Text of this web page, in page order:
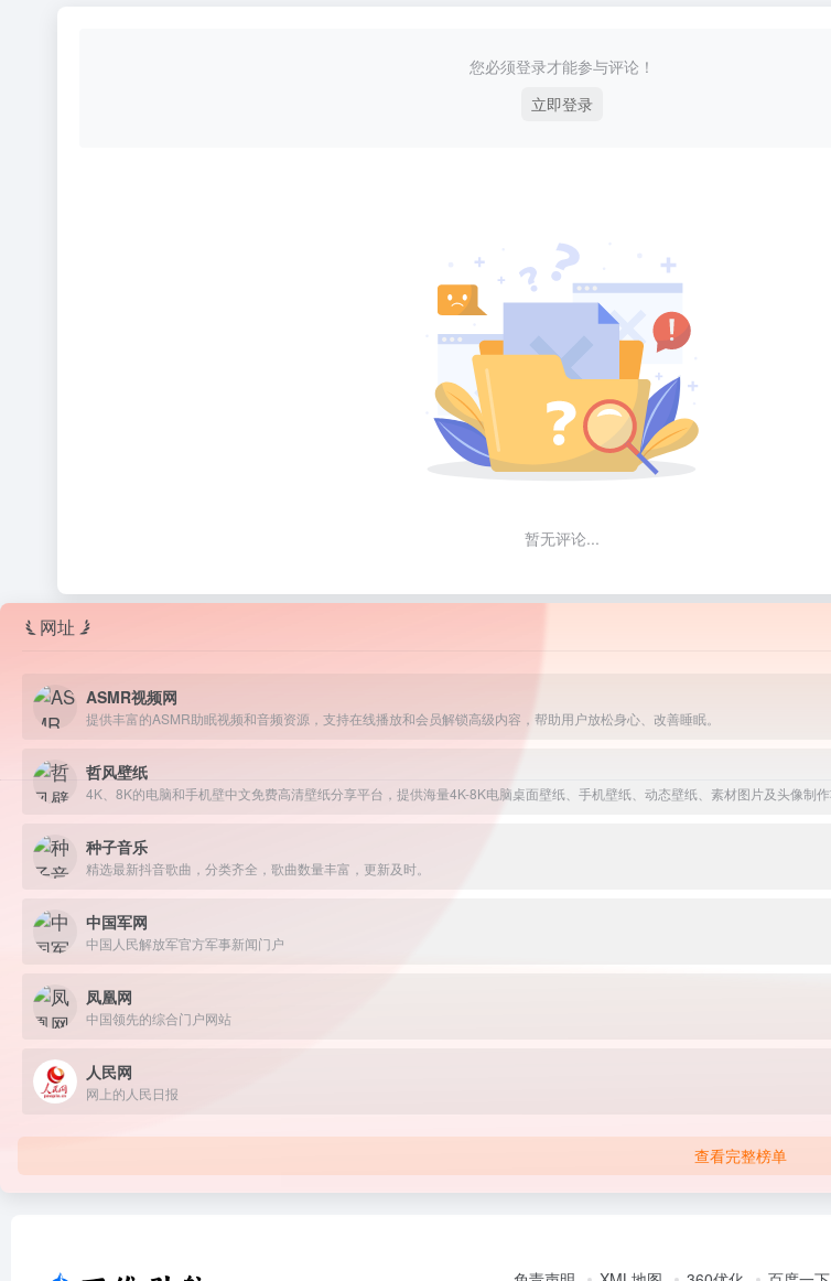
您必须登录才能参与评论！
立即登录
暂无评论...
网址
ASMR视频网
提供丰富的ASMR助眠视频和音频资源，支持在线播放和会员解锁高级内容，帮助用户放松身心、改善睡眠。
哲风壁纸
种子音乐
精选最新抖音歌曲，分类齐全，歌曲数量丰富，更新及时。
中国军网
中国人民解放军官方军事新闻门户
凤凰网
中国领先的综合门户网站
人民网
网上的人民日报
查看完整榜单